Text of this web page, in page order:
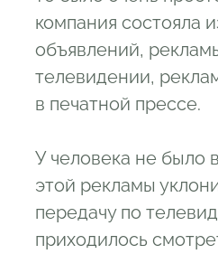
компания состояла
объявлений,
телевидении,
в печатной прессе.
У человека не было
этой рекламы
передачу по
приходилось